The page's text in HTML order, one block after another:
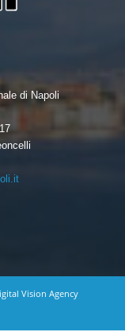
di Napoli
Vision Agency